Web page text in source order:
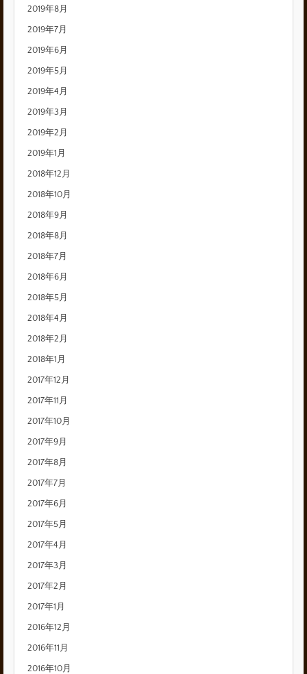
2019年8月
2019年7月
2019年6月
2019年5月
2019年4月
2019年3月
2019年2月
2019年1月
2018年12月
2018年10月
2018年9月
2018年8月
2018年7月
2018年6月
2018年5月
2018年4月
2018年2月
2018年1月
2017年12月
2017年11月
2017年10月
2017年9月
2017年8月
2017年7月
2017年6月
2017年5月
2017年4月
2017年3月
2017年2月
2017年1月
2016年12月
2016年11月
2016年10月